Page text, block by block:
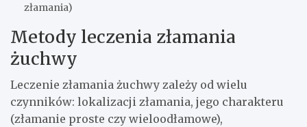
złamania)
Metody leczenia złamania
żuchwy
Leczenie złamania żuchwy zależy od wielu
czynników: lokalizacji złamania, jego charakteru
(złamanie proste czy wieloodłamowe),